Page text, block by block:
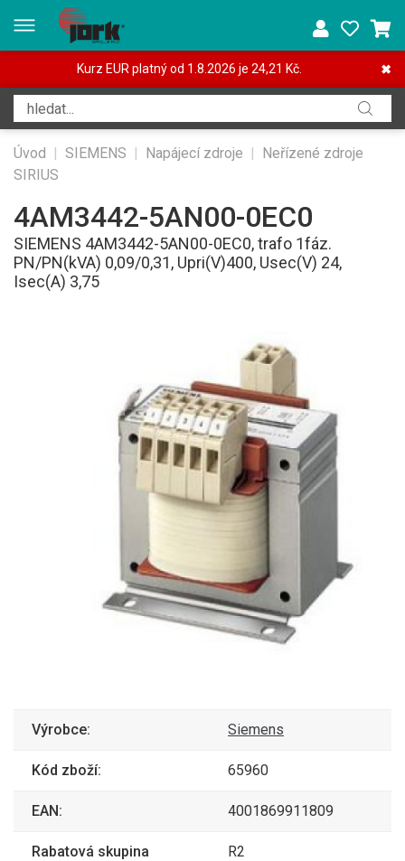
✖
Kurz EUR platný od 1.8.2026 je 24,21 Kč.
Úvod | SIEMENS | Napájecí zdroje | Neřízené zdroje
SIRIUS
4AM3442-5AN00-0EC0
SIEMENS 4AM3442-5AN00-0EC0, trafo 1fáz.
PN/PN(kVA) 0,09/0,31, Upri(V)400, Usec(V) 24,
Isec(A) 3,75
Výrobce: Siemens
Kód zboží: 65960
EAN: 4001869911809
Rabatová skupina R2